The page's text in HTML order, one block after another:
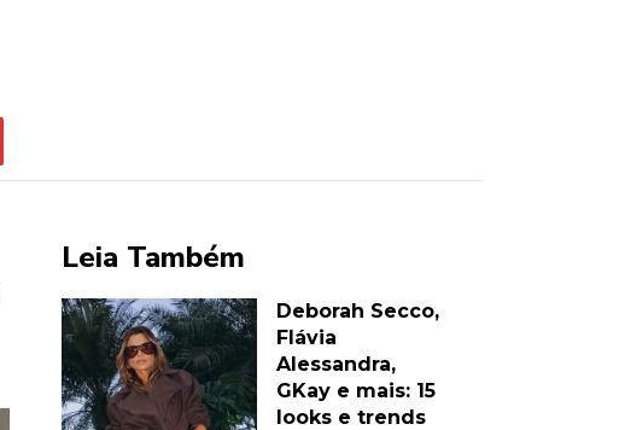
Leia Também
Deborah Secco,
Flávia
Alessandra,
GKay e mais: 15
looks e trends